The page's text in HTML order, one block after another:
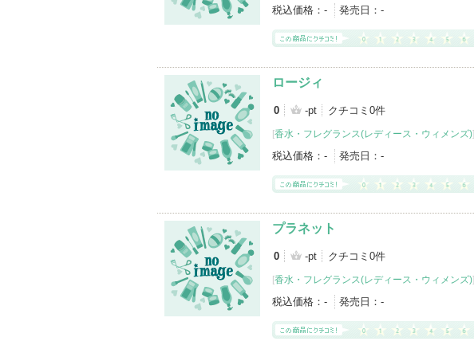
税込価格： - 発売日： -
ロージィ
0 -pt クチコミ0件
[香水・フレグランス(レディース・ウィメンズ)]
税込価格： - 発売日： -
プラネット
0 -pt クチコミ0件
[香水・フレグランス(レディース・ウィメンズ)]
税込価格： - 発売日： -